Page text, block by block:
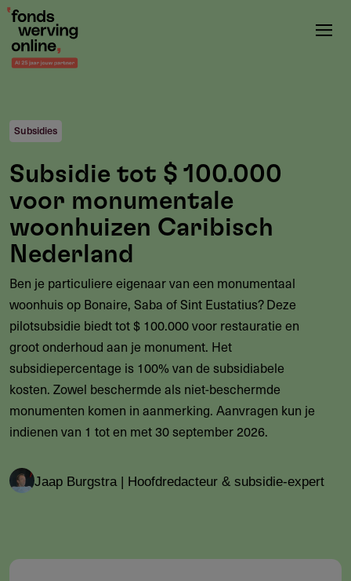
Overslaan
naar
de
gaan
Subsidies
Subsidie tot $ 100.000
voor monumentale
woonhuizen Caribisch
Nederland
Ben je particuliere eigenaar van een monumentaal
woonhuis op Bonaire, Saba of Sint Eustatius? Deze
pilotsubsidie biedt tot $ 100.000 voor restauratie en
groot onderhoud aan je monument. Het
subsidiepercentage is 100% van de subsidiabele
kosten. Zowel beschermde als niet-beschermde
monumenten komen in aanmerking. Aanvragen kun je
indienen van 1 tot en met 30 september 2026.
Jaap Burgstra | Hoofdredacteur & subsidie-expert